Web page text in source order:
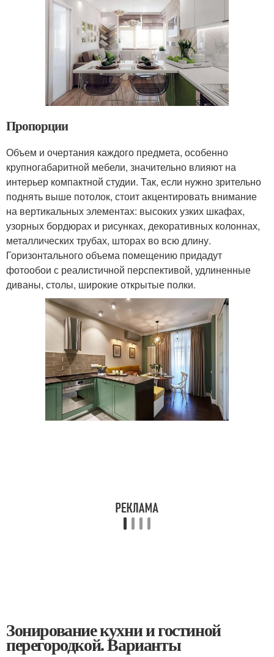
Пропорции
Объем и очертания каждого предмета, особенно
крупногабаритной мебели, значительно влияют на
интерьер компактной студии. Так, если нужно зрительно
поднять выше потолок, стоит акцентировать внимание
на вертикальных элементах: высоких узких шкафах,
узорных бордюрах и рисунках, декоративных колоннах,
металлических трубах, шторах во всю длину.
Горизонтального объема помещению придадут
фотообои с реалистичной перспективой, удлиненные
диваны, столы, широкие открытые полки.
Зонирование кухни и гостиной
перегородкой. Варианты